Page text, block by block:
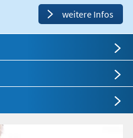
weitere Infos